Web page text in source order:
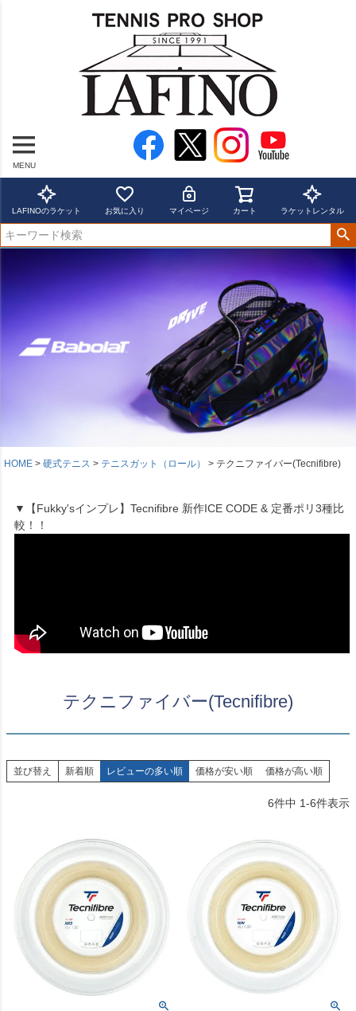
MENU
LAFINOのラケット お気に入り マイページ カート ラケットレンタル
HOME 硬式テニス テニスガット（ロール） テクニファイバー(Tecnifibre)
▼【Fukky'sインプレ】Tecnifibre 新作ICE CODE & 定番ポリ3種比
較！！
テクニファイバー(Tecnifibre)
並び替え 新着順 レビューの多い順 価格が安い順 価格が高い順
6件中 1-6件表示